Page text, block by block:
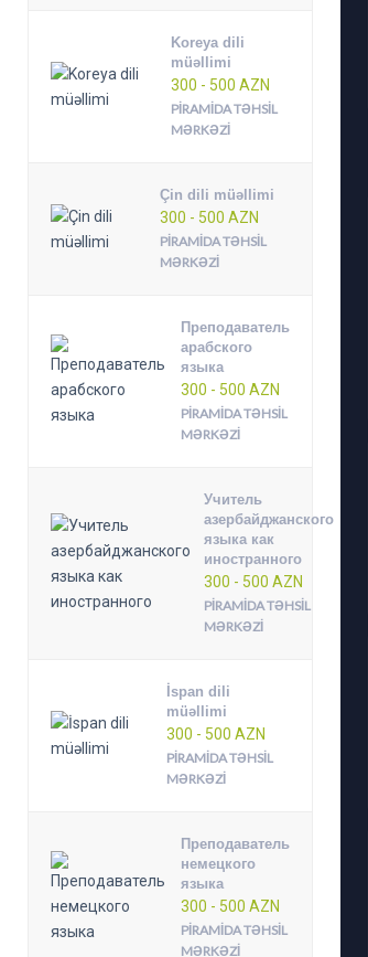
Koreya dili
müəllimi
300 - 500 AZN
PIRAMIDA TƏHSIL
MƏRKƏZI
Çin dili müəllimi
300 - 500 AZN
PIRAMIDA TƏHSIL
MƏRKƏZI
Преподаватель
арабского
языка
300 - 500 AZN
PIRAMIDA TƏHSIL
MƏRKƏZI
Учитель
азербайджанского
языка как
иностранного
300 - 500 AZN
PIRAMIDA TƏHSIL
MƏRKƏZI
İspan dili
müəllimi
300 - 500 AZN
PIRAMIDA TƏHSIL
MƏRKƏZI
Преподаватель
немецкого
языка
300 - 500 AZN
PIRAMIDA TƏHSIL
MƏRKƏZI